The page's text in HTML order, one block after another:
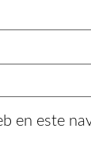
en este